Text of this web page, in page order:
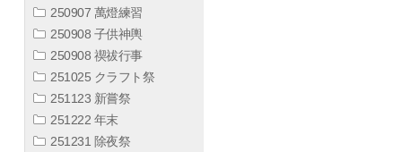
250907 萬燈練習
250908 子供神輿
250908 禊祓行事
251025 クラフト祭
251123 新嘗祭
251222 年末
251231 除夜祭